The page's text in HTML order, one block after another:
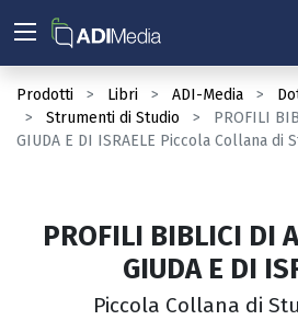
Prodotti Libri ADI-Media
Strumenti di Studio
PROFILI
GIUDA E DI ISRAELE Piccola Collana di
PROFILI BIBLICI DI
GIUDA E DI
Piccola Collana di